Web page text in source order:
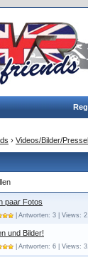
› Videos/Bilder/
paar Fotos
| Antworten: 3 | Views:
und Bilder!
| Antworten: 6 | Views: